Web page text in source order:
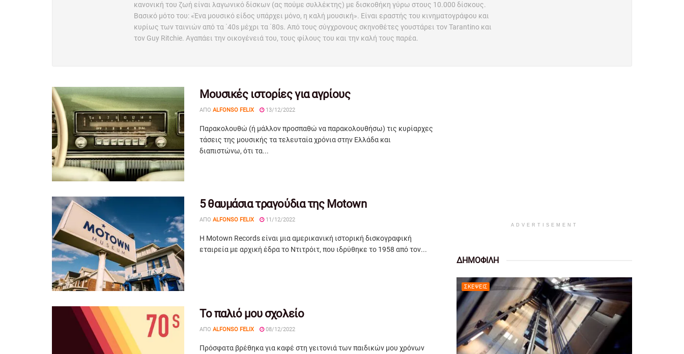
κανονική του ζωή είναι λαγωνικό δίσκων (ας πούμε συλλέκτης) με δισκοθήκη γύρω στους 10.000 δίσκους.
Βασικό μότο του: «Ένα μουσικό είδος υπάρχει μόνο, η καλή μουσική». Είναι εραστής του κινηματογράφου και
κυρίως των ταινιών από τα ΄40s μέχρι τα ΄80s. Από τους σύγχρονους σκηνοθέτες γουστάρει τον Tarantino και
τον Guy Ritchie. Αγαπάει την οικογένειά του, τους φίλους του και την καλή τους παρέα.
Μουσικές ιστορίες για αγρίους
ΑΠΌ ALFONSO FELIX 13/12/2022
Παρακολουθώ (ή μάλλον προσπαθώ να παρακολουθήσω) τις κυρίαρχες
τάσεις της μουσικής τα τελευταία χρόνια στην Ελλάδα και
διαπιστώνω, ότι τα...
5 θαυμάσια τραγούδια της Motown
ΑΠΌ ALFONSO FELIX 11/12/2022
Η Motown Records είναι μια αμερικανική ιστορική δισκογραφική
εταιρεία με αρχική έδρα το Ντιτρόιτ, που ιδρύθηκε το 1958 από τον...
Το παλιό μου σχολείο
ΑΠΌ ALFONSO FELIX 08/12/2022
Πρόσφατα βρέθηκα για καφέ στη γειτονιά των παιδικών μου χρόνων
ADVERTISEMENT
ΔΗΜΟΦΙΛΗ
ΣΚΈΨΕΙΣ